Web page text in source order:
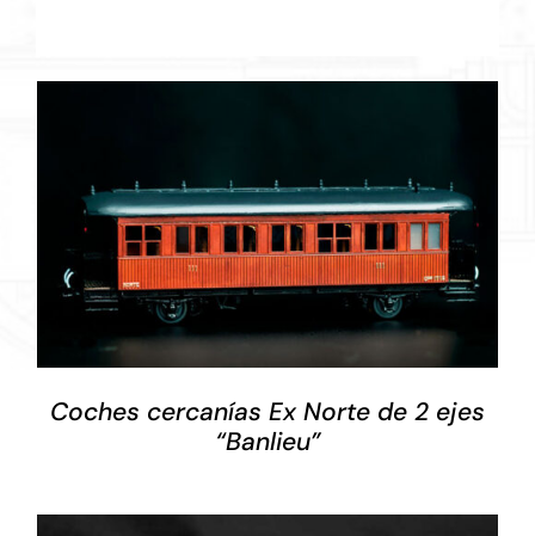
DETALLES
Coches cercanías Ex Norte de 2 ejes
“Banlieu”